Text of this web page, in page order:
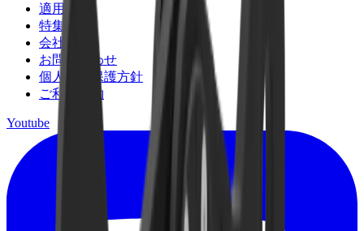
適用分野
特集記事
会社情報
お問い合わせ
個人情報保護方針
ご利用規約
Youtube